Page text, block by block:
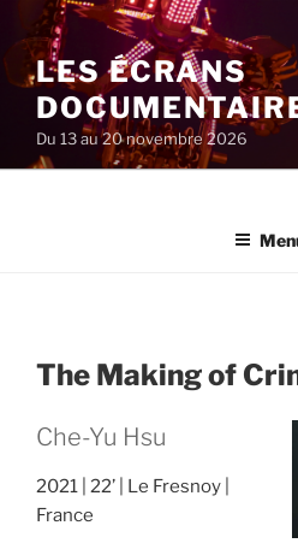
au
contenu
principal
LES ÉCRANS
Du 13 au 20 novembre 2026
The Making of
Che-Yu Hsu
2021 22’
Le Fresnoy
France